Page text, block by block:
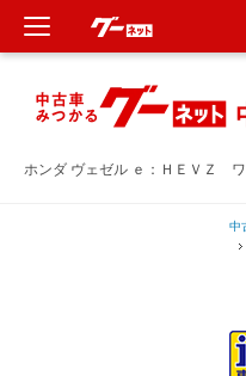
ホンダ ヴェゼル ｅ：ＨＥＶＺ
中
新車
中古車